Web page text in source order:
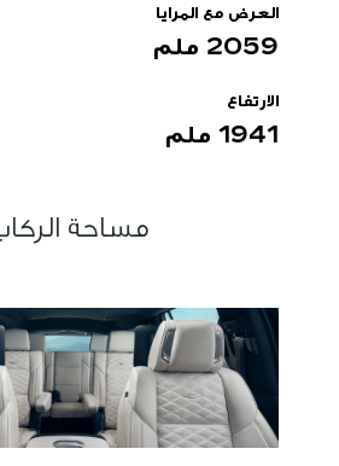
العرض مع المرايا
2059 ملم
الارتفاع
1941 ملم
مساحة الركاب